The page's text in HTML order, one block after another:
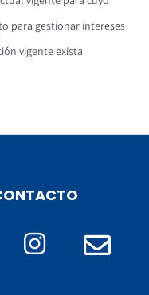
para gestionar intereses
vigente exista